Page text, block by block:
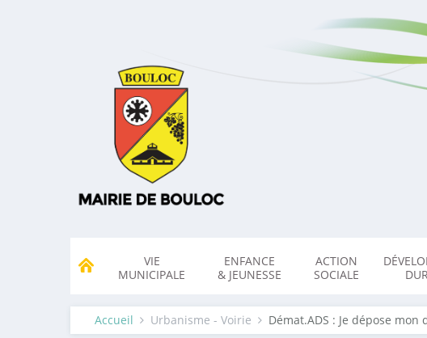
VIE
MUNICIPALE
ENFANCE
& JEUNESSE
ACTION
SOCIALE
Accueil Urbanisme - Voirie Démat.ADS : Je dépose mon